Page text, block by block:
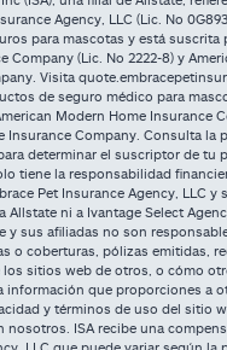
Agency, LLC (Lic. No
para mascotas y está suscrita
Company (Lic. No 2222-8) y
Visita
de seguro médico para
Modern Home Insurance
Insurance Company. Consulta la
determinar el suscriptor de tu
tiene la responsabilidad
Pet Insurance Agency, LLC y
Allstate ni a Ivantage Select
y sus afiliadas no son
o coberturas, pólizas emitidas,
los sitios web de otros, o cómo
información que proporciones a
y términos de uso del sitio
nosotros. ISA recibe una
LLC que puede variar según la